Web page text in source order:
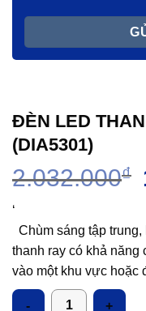
ĐÈN LED
(DIA5301)
2.032.000₫
‘
Chùm sáng tập
thanh ray có khả năng
vào một khu vực hoặc
(thường từ 15° đến
Số lượng